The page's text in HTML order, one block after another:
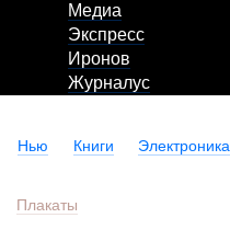
Медиа
Экспресс
Иронов
Журналус
Нью Книги Электроника
Плакаты